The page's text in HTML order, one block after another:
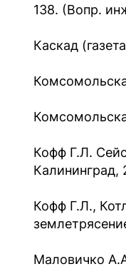
138. (Вопр.
Каскад
Кофф Г.Л.
Калининград,
Кофф Г.Л.,
Маловичко